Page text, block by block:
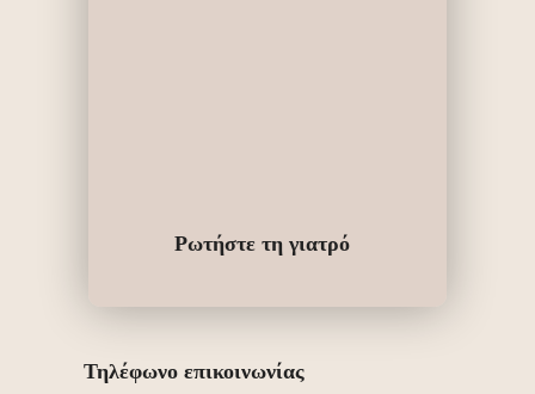
Ρωτήστε τη γιατρό
Τηλέφωνο επικοινωνίας